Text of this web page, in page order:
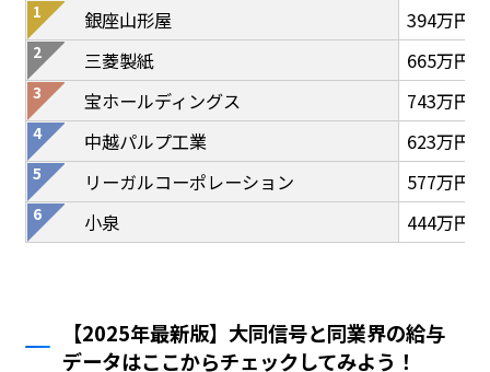
銀座山形屋
394万円
三菱製紙
665万円
宝ホールディングス
743万円
中越パルプ工業
623万円
リーガルコーポレーション
577万円
小泉
444万円
【2025年最新版】大同信号と同業界の給与
データはここからチェックしてみよう！